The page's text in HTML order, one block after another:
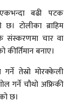
बढी पटक
छ। टोलीका ब्राहिम
संस्करणमा चार वा
बनाए।
तेस्रो मोरक्केली
गर्ने चौथो अफ्रिकी
छ।